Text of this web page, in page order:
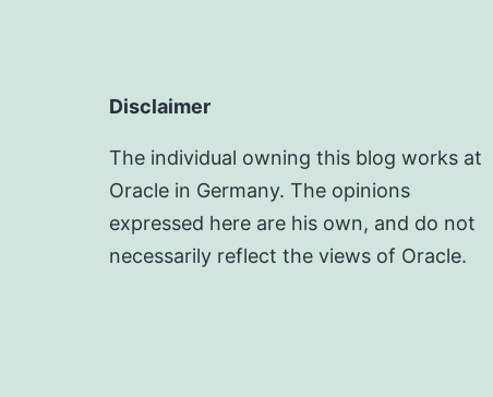
Disclaimer
The individual owning this blog works at
Oracle in Germany. The opinions
expressed here are his own, and do not
necessarily reflect the views of Oracle.